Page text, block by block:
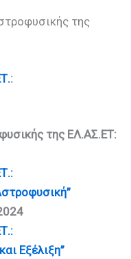
της
:
της ΕΛ.ΑΣ.ΕΤ:
Εξέλιξη”